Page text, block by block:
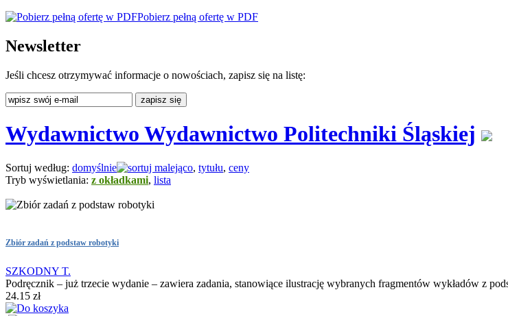
Pobierz pełną ofertę w PDF
Newsletter
Jeśli chcesz otrzymywać informacje o nowościach, zapisz się na listę:
Wydawnictwo Wydawnictwo Politechniki Śląskiej
Sortuj według: domyślnie , tytułu, ceny
Tryb wyświetlania: z okładkami, lista
Zbiór zadań z podstaw robotyki
SZKODNY T.
Podręcznik – już trzecie wydanie – zawiera zadania, stanowiące ilustrację wybranych fragmentów wykładów z
24.15 zł